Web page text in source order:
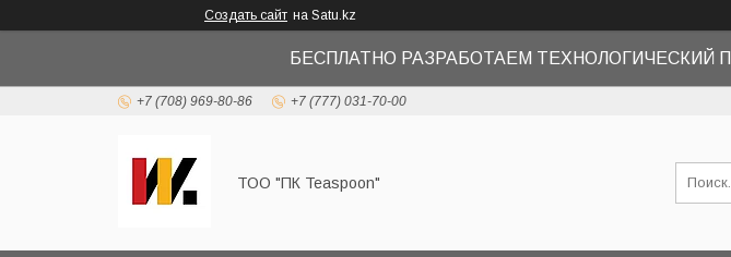
Создать сайт на Satu.kz
БЕСПЛАТНО РАЗРАБОТАЕМ ТЕХНОЛОГИЧЕСКИЙ
+7 (708) 969-80-86 +7 (777) 031-70-00
ТОО "ПК Teaspoon"